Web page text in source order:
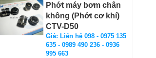
Phớt máy bơm chân
không (Phớt cơ khí)
CTV-D50
Giá: Liên hệ 098 - 0975 135
635 - 0989 490 236 - 0936
995 663